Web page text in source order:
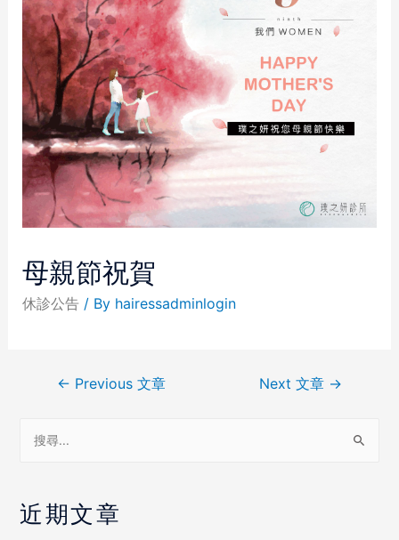
母親節祝賀
休診公告 / By hairessadminlogin
← Previous 文章 Next 文章 →
近期文章